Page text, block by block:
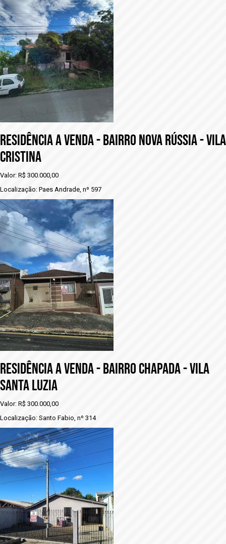
Residência a venda - BAIRRO NOVA RÚSSIA - VILA
CRISTINA
Valor: R$ 300.000,00
Localização: Paes Andrade, nº 597
RESIDÊNCIA A VENDA - BAIRRO CHAPADA - VILA
SANTA LUZIA
Valor: R$ 300.000,00
Localização: Santo Fabio, nº 314